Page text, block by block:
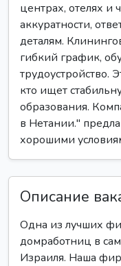
центрах, отелях и
аккуратности,
деталям.
гибкий график,
трудоустройство.
кто ищет
образования.
в Нетании."
хорошими
Описание
Одна из лучших
домработниц в
Израиля. Наша